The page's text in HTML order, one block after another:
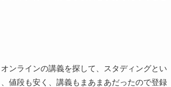
ンラインの講義を探して、スタディングとい
値段も安く、講義もまあまあだったので登録